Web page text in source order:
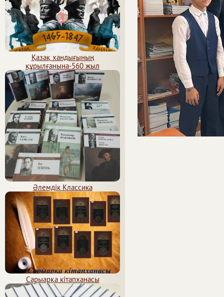
Қазақ хандығының
құрылғанына-560 жыл
Әлемдік Классика
Сарыарқа кітапханасы